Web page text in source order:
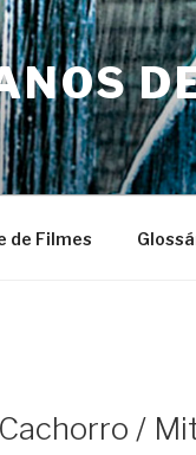
de Filmes
/